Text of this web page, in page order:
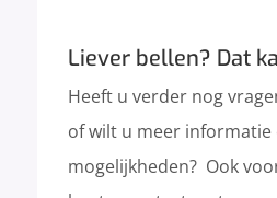
Liever bellen? Dat
Heeft u verder nog
of wilt u meer informatie
mogelijkheden? Ook